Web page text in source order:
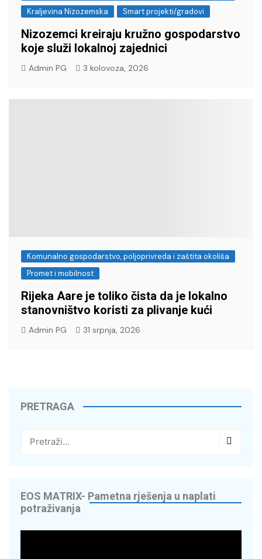
Kraljevina Nizozemska
Smart projekti/gradovi
Nizozemci kreiraju kružno gospodarstvo
koje služi lokalnoj zajednici
Admin PG 3 kolovoza, 2026
Komunalno gospodarstvo, poljoprivreda i zaštita okoliša
Promet i mobilnost
Rijeka Aare je toliko čista da je lokalno
stanovništvo koristi za plivanje kući
Admin PG 31 srpnja, 2026
PRETRAGA
EOS MATRIX- Pametna rješenja u naplati
potraživanja